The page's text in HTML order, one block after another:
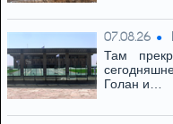
07.08.26
Там
Голан и…